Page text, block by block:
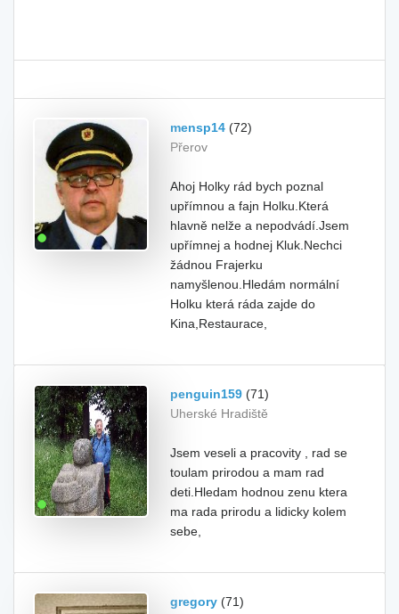
mensp14 (72)
Přerov
Ahoj Holky rád bych poznal
upřímnou a fajn Holku.Která
hlavně nelže a nepodvádí.Jsem
upřímnej a hodnej Kluk.Nechci
žádnou Frajerku
namyšlenou.Hledám normální
Holku která ráda zajde do
Kina,Restaurace,
penguin159 (71)
Uherské Hradiště
Jsem veseli a pracovity , rad se
toulam prirodou a mam rad
deti.Hledam hodnou zenu ktera
ma rada prirodu a lidicky kolem
sebe,
gregory (71)